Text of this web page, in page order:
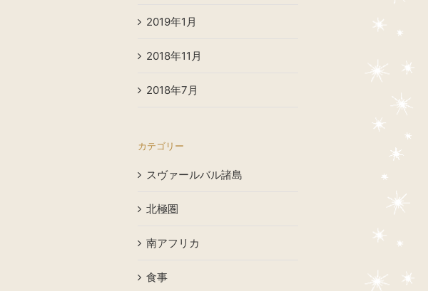
2019年1月
2018年11月
2018年7月
カテゴリー
スヴァールバル諸島
北極圏
南アフリカ
食事